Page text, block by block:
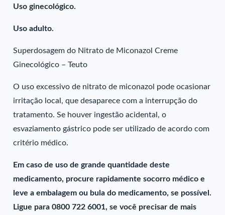
Uso ginecológico.
Uso adulto.
Superdosagem do Nitrato de Miconazol Creme
Ginecológico – Teuto
O uso excessivo de nitrato de miconazol pode ocasionar
irritação local, que desaparece com a interrupção do
tratamento. Se houver ingestão acidental, o
esvaziamento gástrico pode ser utilizado de acordo com
critério médico.
Em caso de uso de grande quantidade deste
medicamento, procure rapidamente socorro médico e
leve a embalagem ou bula do medicamento, se possível.
Ligue para 0800 722 6001, se você precisar de mais